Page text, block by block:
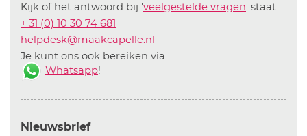
Kijk of het antwoord bij 'veelgestelde vragen' staat
+ 31 (0) 10 30 74 681
helpdesk@maakcapelle.nl
Je kunt ons ook bereiken via
Whatsapp!
Nieuwsbrief